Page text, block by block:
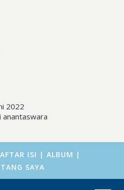
2022
ISI |ALBUM |
SAYA